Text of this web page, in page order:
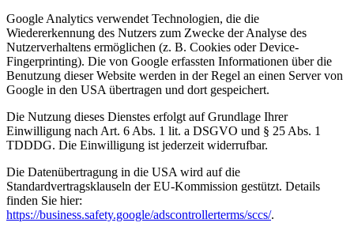
Google Analytics verwendet Technologien, die die
Wiedererkennung des Nutzers zum Zwecke der Analyse des
Nutzerverhaltens ermöglichen (z. B. Cookies oder Device-
Fingerprinting). Die von Google erfassten Informationen über die
Benutzung dieser Website werden in der Regel an einen Server von
Google in den USA übertragen und dort gespeichert.
Die Nutzung dieses Dienstes erfolgt auf Grundlage Ihrer
Einwilligung nach Art. 6 Abs. 1 lit. a DSGVO und § 25 Abs. 1
TDDDG. Die Einwilligung ist jederzeit widerrufbar.
Die Datenübertragung in die USA wird auf die
Standardvertragsklauseln der EU-Kommission gestützt. Details
finden Sie hier:
https://business.safety.google/adscontrollerterms/sccs/.